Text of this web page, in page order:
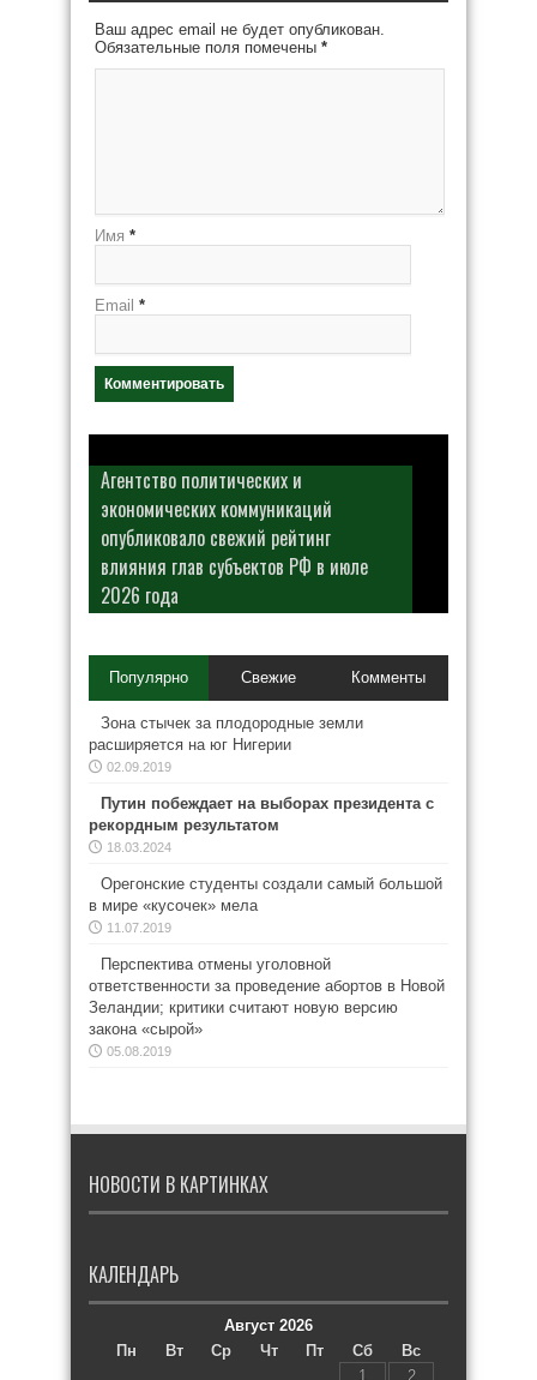
Ваш адрес email не будет опубликован.
Обязательные поля помечены *
Имя *
Email *
Агентство политических и
экономических коммуникаций
опубликовало свежий рейтинг
влияния глав субъектов РФ в июле
2026 года
Популярно Свежие Комменты
Зона стычек за плодородные земли
расширяется на юг Нигерии
02.09.2019
Путин побеждает на выборах президента с
рекордным результатом
18.03.2024
Орегонские студенты создали самый большой
в мире «кусочек» мела
11.07.2019
Перспектива отмены уголовной
ответственности за проведение абортов в Новой
Зеландии; критики считают новую версию
закона «сырой»
05.08.2019
НОВОСТИ В КАРТИНКАХ
КАЛЕНДАРЬ
Август 2026
Пн
Вт Ср Чт Пт Сб
Вс
1
2